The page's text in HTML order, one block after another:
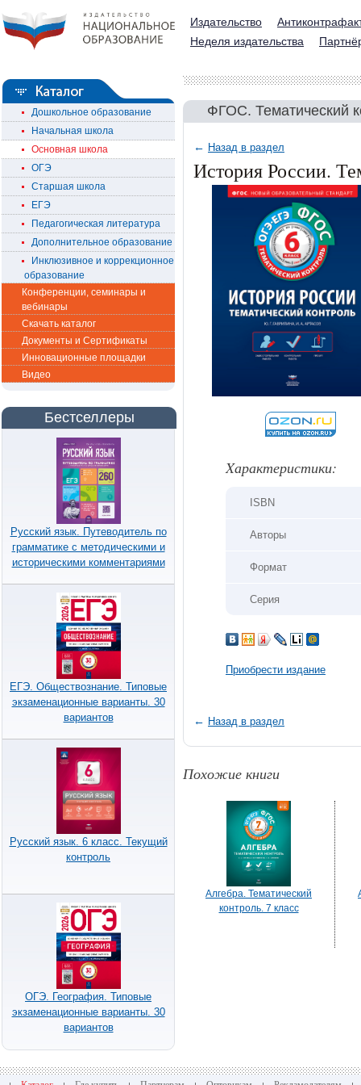
Издательство
Неделя издательства
Дошкольное образование
Начальная школа
Основная школа
ОГЭ
Старшая школа
ЕГЭ
Педагогическая литература
Дополнительное образование
Инклюзивное и коррекционное
образование
Конференции, семинары и
вебинары
Скачать каталог
Документы и Сертификаты
Инновационные площадки
Видео
Бестселлеры
Русский язык. Путеводитель по
грамматике с методическими и
историческими комментариями
ЕГЭ. Обществознание. Типовые
экзаменационные варианты. 30
вариантов
Русский язык. 6 класс. Текущий
контроль
ОГЭ. География. Типовые
экзаменационные варианты. 30
вариантов
ФГОС. Тематический
← Назад в раздел
История России.
Xарактеристики:
ISBN
Авторы
Формат
Серия
Приобрести издание
← Назад в раздел
Похожие книги
Алгебра. Тематический
контроль. 7 класс